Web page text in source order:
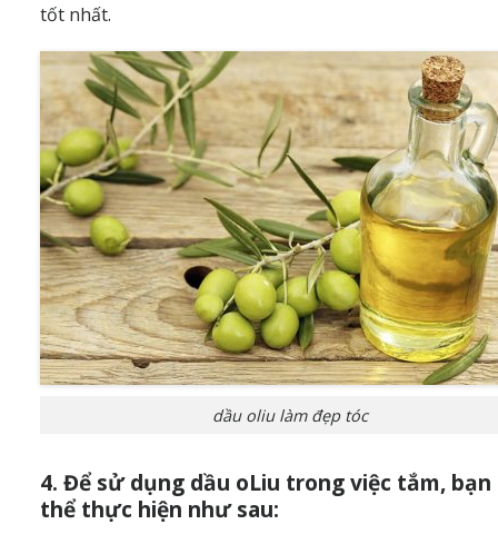
tốt nhất.
dầu oliu làm đẹp tóc
4. Để sử dụng dầu oLiu trong việc tắm, bạn
thể thực hiện như sau: